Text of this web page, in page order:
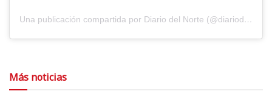
Una publicación compartida por Diario del Norte (@diariodelnorte)
Más noticias